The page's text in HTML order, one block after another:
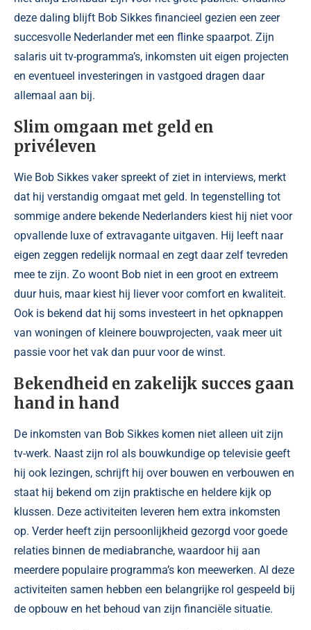
deze daling blijft Bob Sikkes financieel gezien een zeer
succesvolle Nederlander met een flinke spaarpot. Zijn
salaris uit tv-programma’s, inkomsten uit eigen projecten
en eventueel investeringen in vastgoed dragen daar
allemaal aan bij.
Slim omgaan met geld en
privéleven
Wie Bob Sikkes vaker spreekt of ziet in interviews, merkt
dat hij verstandig omgaat met geld. In tegenstelling tot
sommige andere bekende Nederlanders kiest hij niet voor
opvallende luxe of extravagante uitgaven. Hij leeft naar
eigen zeggen redelijk normaal en zegt daar zelf tevreden
mee te zijn. Zo woont Bob niet in een groot en extreem
duur huis, maar kiest hij liever voor comfort en kwaliteit.
Ook is bekend dat hij soms investeert in het opknappen
van woningen of kleinere bouwprojecten, vaak meer uit
passie voor het vak dan puur voor de winst.
Bekendheid en zakelijk succes gaan
hand in hand
De inkomsten van Bob Sikkes komen niet alleen uit zijn
tv-werk. Naast zijn rol als bouwkundige op televisie geeft
hij ook lezingen, schrijft hij over bouwen en verbouwen en
staat hij bekend om zijn praktische en heldere kijk op
klussen. Deze activiteiten leveren hem extra inkomsten
op. Verder heeft zijn persoonlijkheid gezorgd voor goede
relaties binnen de mediabranche, waardoor hij aan
meerdere populaire programma’s kon meewerken. Al deze
activiteiten samen hebben een belangrijke rol gespeeld bij
de opbouw en het behoud van zijn financiële situatie.